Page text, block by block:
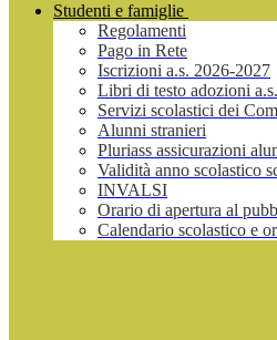
Studenti e famiglie
Regolamenti
Pago in Rete
Iscrizioni a.s. 2026-2027
Libri di testo adozioni
Servizi scolastici dei
Alunni stranieri
Pluriass assicurazioni
Validità anno scolastico
INVALSI
Orario di apertura al
Calendario scolastico e